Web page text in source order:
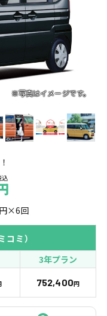
込
円×6回
コミ）
3年プラン
752,400円